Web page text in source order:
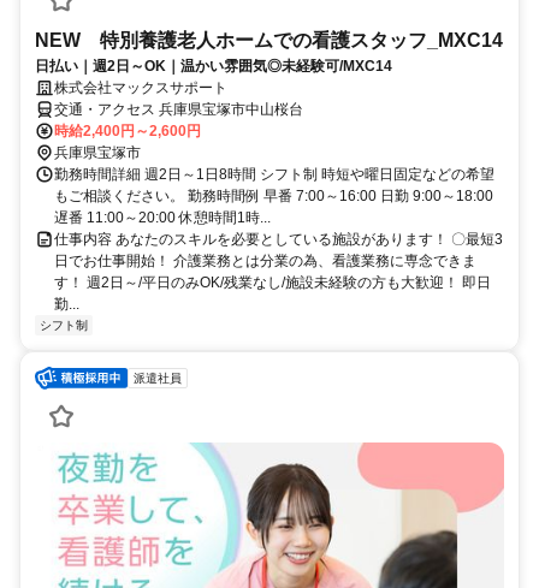
NEW 特別養護老人ホームでの看護スタッフ_MXC14
日払い｜週2日～OK｜温かい雰囲気◎未経験可/MXC14
株式会社マックスサポート
交通・アクセス 兵庫県宝塚市中山桜台
時給2,400円～2,600円
兵庫県宝塚市
勤務時間詳細 週2日～1日8時間 シフト制 時短や曜日固定などの希望
もご相談ください。 勤務時間例 早番 7:00～16:00 日勤 9:00～18:00
遅番 11:00～20:00 休憩時間1時...
仕事内容 あなたのスキルを必要としている施設があります！ 〇最短3
日でお仕事開始！ 介護業務とは分業の為、看護業務に専念できま
す！ 週2日～/平日のみOK/残業なし/施設未経験の方も大歓迎！ 即日
勤...
シフト制
派遣社員